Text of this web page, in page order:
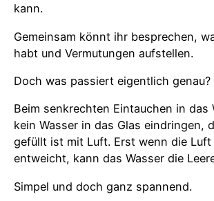
kann.
Gemeinsam könnt ihr besprechen,
habt und Vermutungen aufstellen.
Doch was passiert eigentlich genau?
Beim senkrechten Eintauchen in das
kein Wasser in das Glas eindringen,
gefüllt ist mit Luft. Erst wenn die Luft
entweicht, kann das Wasser die
Simpel und doch ganz spannend.